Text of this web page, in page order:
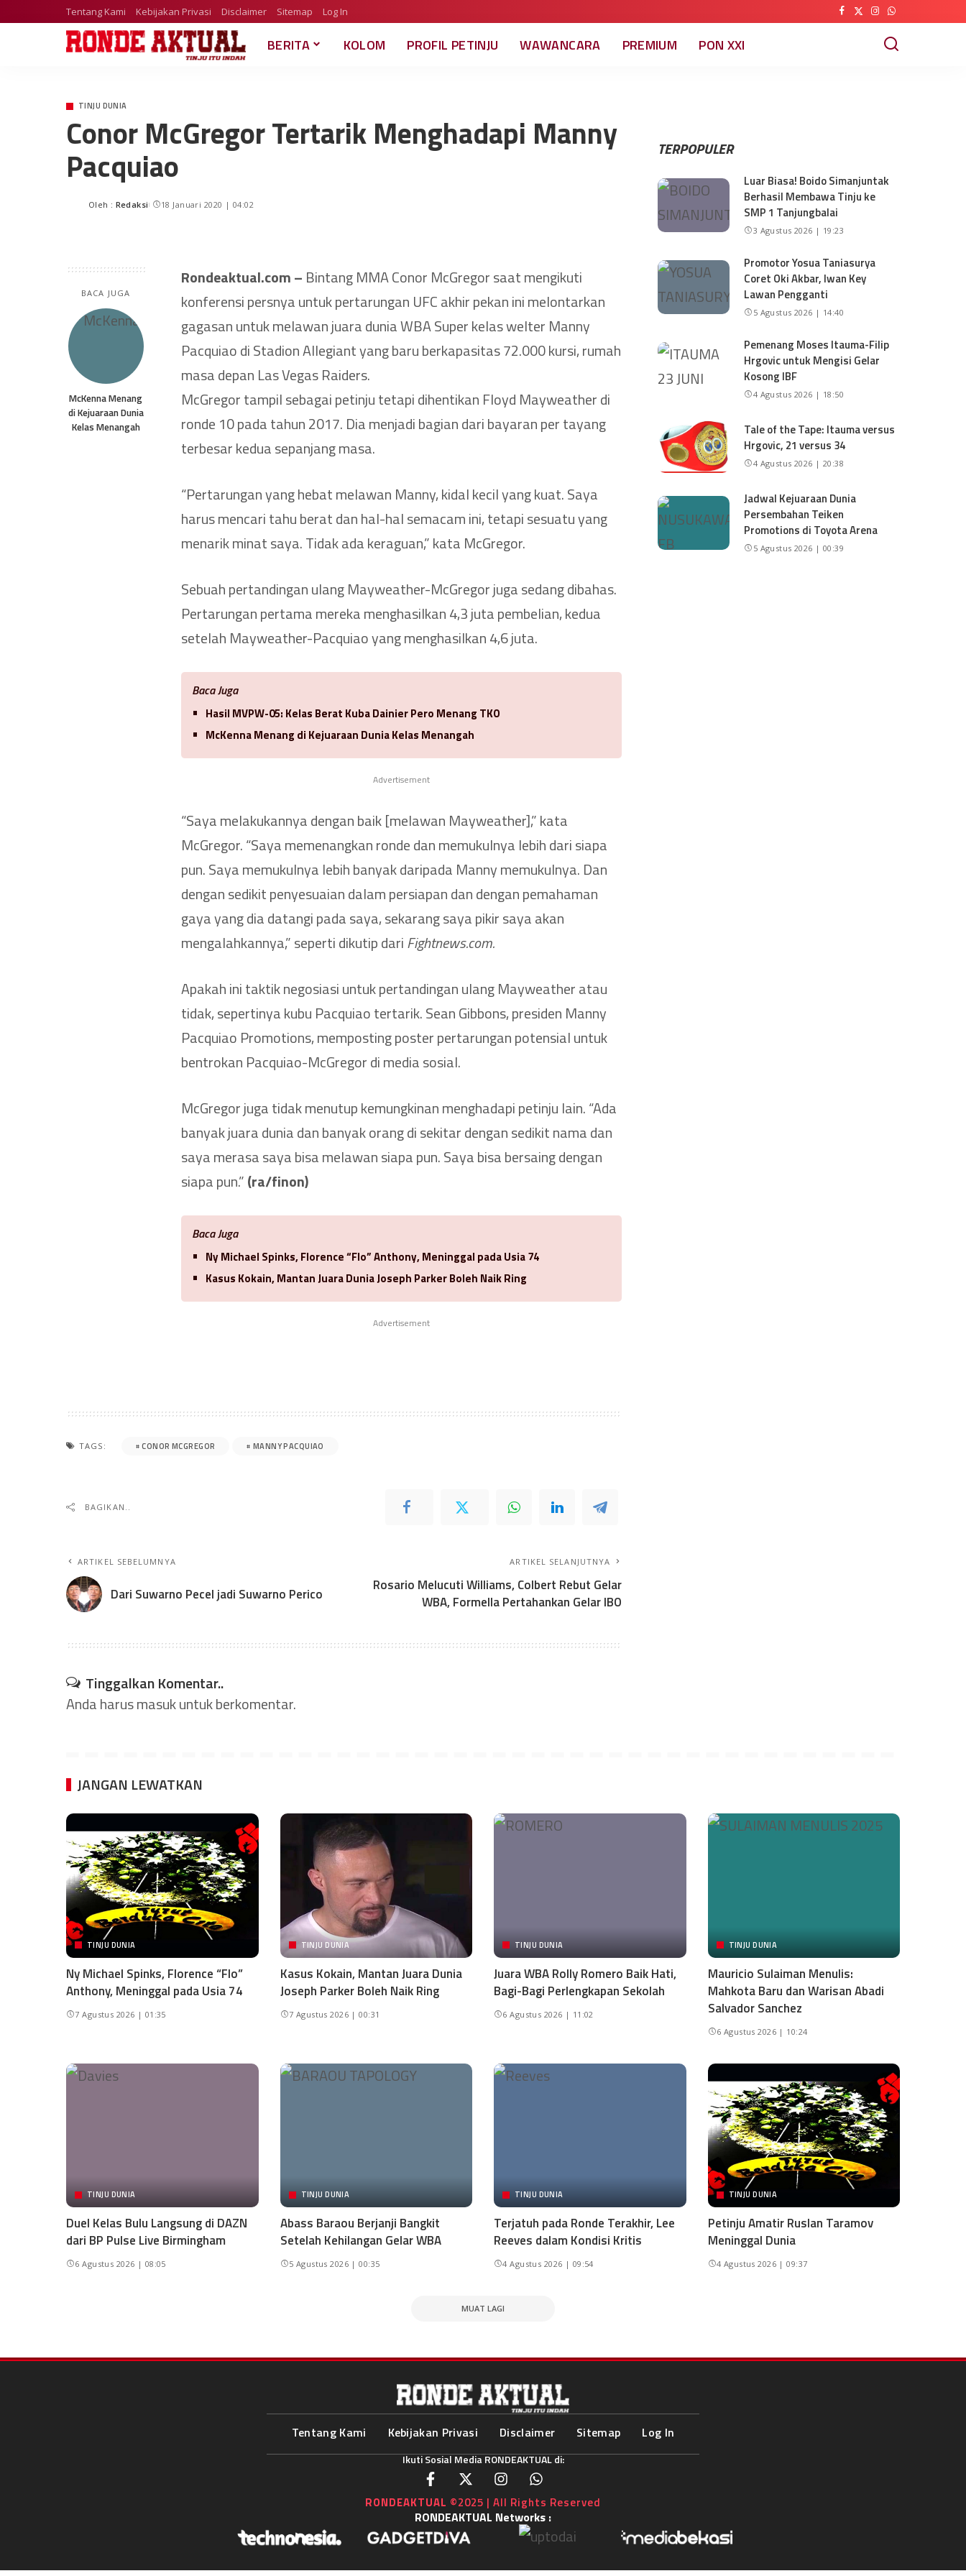
Tentang Kami Kebijakan Privasi Disclaimer Sitemap Log In
BERITA KOLOM PROFIL PETINJU WAWANCARA PREMIUM PON XXI
TINJU DUNIA
Conor McGregor Tertarik Menghadapi Manny
Pacquiao
Oleh : Redaksi 18 Januari 2020 | 04:02
BACA JUGA
McKenna Menang
di Kejuaraan Dunia
Kelas Menangah
Rondeaktual.com – Bintang MMA Conor McGregor saat mengikuti
konferensi persnya untuk pertarungan UFC akhir pekan ini melontarkan
gagasan untuk melawan juara dunia WBA Super kelas welter Manny
Pacquiao di Stadion Allegiant yang baru berkapasitas 72.000 kursi, rumah
masa depan Las Vegas Raiders.
McGregor tampil sebagai petinju tetapi dihentikan Floyd Mayweather di
ronde 10 pada tahun 2017. Dia menjadi bagian dari bayaran per tayang
terbesar kedua sepanjang masa.
“Pertarungan yang hebat melawan Manny, kidal kecil yang kuat. Saya
harus mencari tahu berat dan hal-hal semacam ini, tetapi sesuatu yang
menarik minat saya. Tidak ada keraguan,” kata McGregor.
Sebuah pertandingan ulang Mayweather-McGregor juga sedang dibahas.
Pertarungan pertama mereka menghasilkan 4,3 juta pembelian, kedua
setelah Mayweather-Pacquiao yang menghasilkan 4,6 juta.
Baca Juga
Hasil MVPW-05: Kelas Berat Kuba Dainier Pero Menang TKO
McKenna Menang di Kejuaraan Dunia Kelas Menangah
Advertisement
“Saya melakukannya dengan baik [melawan Mayweather],” kata
McGregor. “Saya memenangkan ronde dan memukulnya lebih dari siapa
pun. Saya memukulnya lebih banyak daripada Manny memukulnya. Dan
dengan sedikit penyesuaian dalam persiapan dan dengan pemahaman
gaya yang dia datangi pada saya, sekarang saya pikir saya akan
mengalahkannya,” seperti dikutip dariFightnews.com.
Apakah ini taktik negosiasi untuk pertandingan ulang Mayweather atau
tidak, sepertinya kubu Pacquiao tertarik. Sean Gibbons, presiden Manny
Pacquiao Promotions, memposting poster pertarungan potensial untuk
bentrokan Pacquiao-McGregor di media sosial.
McGregor juga tidak menutup kemungkinan menghadapi petinju lain. “Ada
banyak juara dunia dan banyak orang di sekitar dengan sedikit nama dan
saya merasa saya bisa melawan siapa pun. Saya bisa bersaing dengan
siapa pun.”(ra/finon)
Baca Juga
Ny Michael Spinks, Florence “Flo” Anthony, Meninggal pada Usia 74
Kasus Kokain, Mantan Juara Dunia Joseph Parker Boleh Naik Ring
Advertisement
TAGS: CONOR MCGREGOR MANNY PACQUIAO
BAGIKAN..
ARTIKEL SEBELUMNYA
Dari Suwarno Pecel jadi Suwarno Perico
ARTIKEL SELANJUTNYA
Rosario Melucuti Williams, Colbert Rebut Gelar
WBA, Formella Pertahankan Gelar IBO
Tinggalkan Komentar..
Anda harusmasukuntuk berkomentar.
TERPOPULER
Luar Biasa! Boido Simanjuntak
Berhasil Membawa Tinju ke
SMP 1 Tanjungbalai
3 Agustus 2026 | 19:23
Promotor Yosua Taniasurya
Coret Oki Akbar, Iwan Key
Lawan Pengganti
5 Agustus 2026 | 14:40
Pemenang Moses Itauma-Filip
Hrgovic untuk Mengisi Gelar
Kosong IBF
4 Agustus 2026 | 18:50
Tale of the Tape: Itauma versus
Hrgovic, 21 versus 34
4 Agustus 2026 | 20:38
Jadwal Kejuaraan Dunia
Persembahan Teiken
Promotions di Toyota Arena
5 Agustus 2026 | 00:39
JANGAN LEWATKAN
TINJU DUNIA
Ny Michael Spinks, Florence “Flo”
Anthony, Meninggal pada Usia 74
7 Agustus 2026 | 01:35
TINJU DUNIA
Kasus Kokain, Mantan Juara Dunia
Joseph Parker Boleh Naik Ring
7 Agustus 2026 | 00:31
TINJU DUNIA
Juara WBA Rolly Romero Baik Hati,
Bagi-Bagi Perlengkapan Sekolah
6 Agustus 2026 | 11:02
TINJU DUNIA
Mauricio Sulaiman Menulis:
Mahkota Baru dan Warisan Abadi
Salvador Sanchez
6 Agustus 2026 | 10:24
TINJU DUNIA
Duel Kelas Bulu Langsung di DAZN
dari BP Pulse Live Birmingham
6 Agustus 2026 | 08:05
TINJU DUNIA
Abass Baraou Berjanji Bangkit
Setelah Kehilangan Gelar WBA
5 Agustus 2026 | 00:35
TINJU DUNIA
Terjatuh pada Ronde Terakhir, Lee
Reeves dalam Kondisi Kritis
4 Agustus 2026 | 09:54
TINJU DUNIA
Petinju Amatir Ruslan Taramov
Meninggal Dunia
4 Agustus 2026 | 09:37
MUAT LAGI
Tentang Kami Kebijakan Privasi Disclaimer Sitemap Log In
Ikuti Sosial Media RONDEAKTUAL di:
RONDEAKTUAL ©2025 | All Rights Reserved
RONDEAKTUAL Networks :